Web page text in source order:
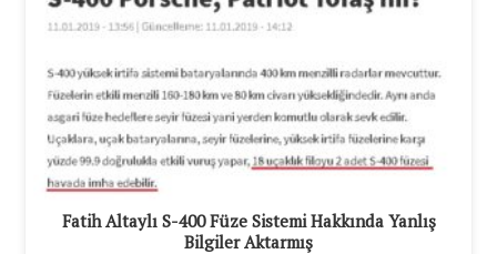
Fatih Altaylı S-400 Füze Sistemi Hakkında Yanlış
Bilgiler Aktarmış